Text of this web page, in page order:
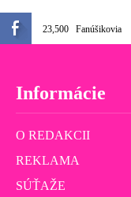
23,500 Fanúšikovia
Informácie
O REDAKCII
REKLAMA
SÚŤAŽE